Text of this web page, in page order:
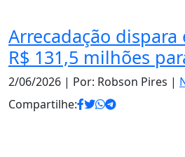
Arrecadação dispara
R$ 131,5 milhões
2/06/2026 | Por: Robson Pires |
Compartilhe: